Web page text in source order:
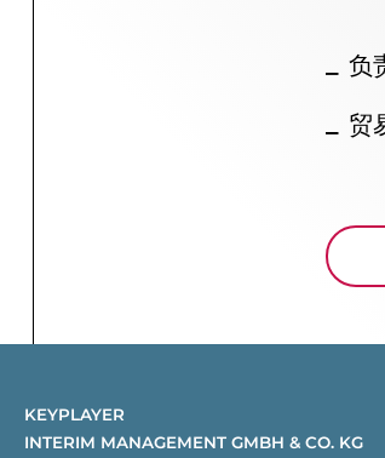
负
贸
KEYPLAYER
INTERIM MANAGEMENT GMBH & CO. KG